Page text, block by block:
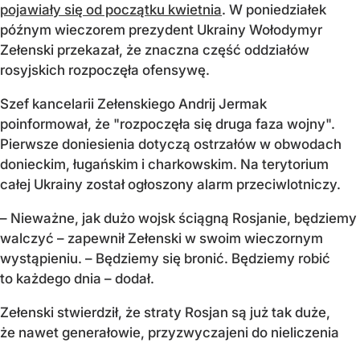
pojawiały się od początku kwietnia. W poniedziałek
późnym wieczorem prezydent Ukrainy Wołodymyr
Zełenski przekazał, że znaczna część oddziałów
rosyjskich rozpoczęła ofensywę.
Szef kancelarii Zełenskiego Andrij Jermak
poinformował, że "rozpoczęła się druga faza wojny".
Pierwsze doniesienia dotyczą ostrzałów w obwodach
donieckim, ługańskim i charkowskim. Na terytorium
całej Ukrainy został ogłoszony alarm przeciwlotniczy.
– Nieważne, jak dużo wojsk ściągną Rosjanie, będziemy
walczyć – zapewnił Zełenski w swoim wieczornym
wystąpieniu. – Będziemy się bronić. Będziemy robić
to każdego dnia – dodał.
Zełenski stwierdził, że straty Rosjan są już tak duże,
że nawet generałowie, przyzwyczajeni do nieliczenia